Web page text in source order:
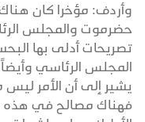
وأردف: مؤخرا كان
حضرموت والمجلس
تصريحات أدلى بها
المجلس الرئاسي
يشير إلى أن الأمر ليس
فهناك مصالح في هذه